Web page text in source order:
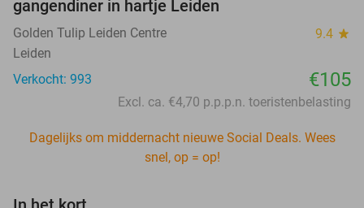
gangendiner in hartje Leiden
Golden Tulip Leiden Centre 9.4 star
Leiden
Verkocht: 993
€105
Excl. ca. €4,70 p.p.p.n. toeristenbelasting
Dagelijks om middernacht nieuwe Social Deals. Wees
snel, op = op!